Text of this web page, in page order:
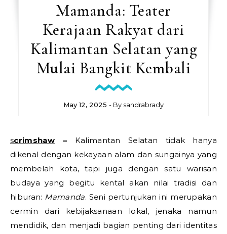
Mamanda: Teater
Kerajaan Rakyat dari
Kalimantan Selatan yang
Mulai Bangkit Kembali
May 12, 2025 - By sandrabrady
scrimshaw – Kalimantan Selatan tidak hanya
dikenal dengan kekayaan alam dan sungainya yang
membelah kota, tapi juga dengan satu warisan
budaya yang begitu kental akan nilai tradisi dan
hiburan: Mamanda. Seni pertunjukan ini merupakan
cermin dari kebijaksanaan lokal, jenaka namun
mendidik, dan menjadi bagian penting dari identitas